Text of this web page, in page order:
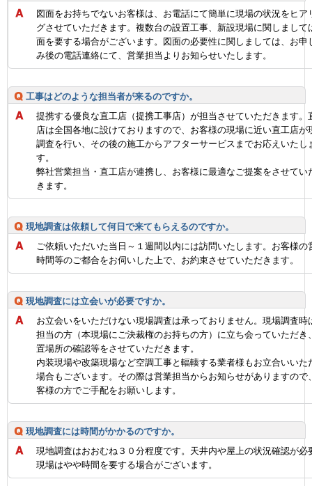
図面をお持ちでないお客様は、お電話にて簡単に現場の状況をヒア
グさせていただきます。複数台の設置工事、新設現場に関しまして
面を要する場合がございます。図面の必要性に関しましては、お申
み後の電話連絡にて、営業担当よりお知らせいたします。
工事はどのような担当者が来るのですか。
提携する優良な直工店（提携工事店）が担当させていただきます。
店は全国各地に設けておりますので、お客様の現場に近い直工店が
調査を行い、その後の施工からアフターサービスまでお応えいたし
す。
弊社営業担当・直工店が連携し、お客様に最適なご提案をさせてい
きます。
現地調査は依頼して何日で来てもらえるのですか。
ご依頼いただいた当日～１週間以内には訪問いたします。お客様の
時間等のご都合をお伺いした上で、お約束させていただきます。
現地調査には立会いが必要ですか。
お立会いをいただけない現場調査は承っておりません。現場調査時
担当の方（本現場にご決裁権のお持ちの方）に立ち会っていただき
置場所の確認等をさせていただきます。
内装現場や改築現場など空調工事と輻輳する業者様もお立合いいた
場合もございます。その際は営業担当からお知らせがありますので
客様の方でご手配をお願いします。
現地調査には時間がかかるのですか。
現地調査はおおむね３０分程度です。天井内や屋上の状況確認が必
現場はやや時間を要する場合がございます。